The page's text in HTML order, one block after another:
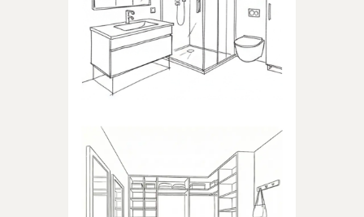
Produkty dedykowane do
łazienki
GARDEROBA